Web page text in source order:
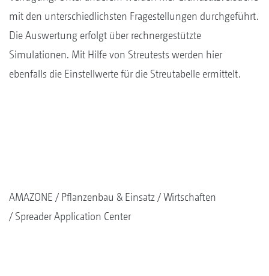
mit den unterschiedlichsten Fragestellungen durchgeführt.
Die Auswertung erfolgt über rechnergestützte
Simulationen. Mit Hilfe von Streutests werden hier
ebenfalls die Einstellwerte für die Streutabelle ermittelt.
AMAZONE Pflanzenbau & Einsatz
Wirtschaften
Spreader Application Center